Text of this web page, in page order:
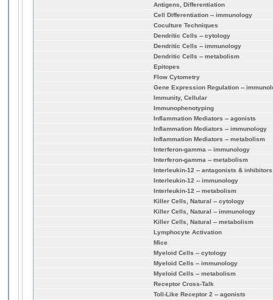
Antigens, Differentiation
Cell Differentiation -- immunology
Coculture Techniques
Dendritic Cells -- cytology
Dendritic Cells -- immunology
Dendritic Cells -- metabolism
Epitopes
Flow Cytometry
Gene Expression Regulation --
Immunity, Cellular
Immunophenotyping
Inflammation Mediators -- agonists
Inflammation Mediators -- immunology
Inflammation Mediators -- metabolism
Interferon-gamma -- immunology
Interferon-gamma -- metabolism
Interleukin-12 -- antagonists & inhibitors
Interleukin-12 -- immunology
Interleukin-12 -- metabolism
Killer Cells, Natural -- cytology
Killer Cells, Natural -- immunology
Killer Cells, Natural -- metabolism
Lymphocyte Activation
Mice
Myeloid Cells -- cytology
Myeloid Cells -- immunology
Myeloid Cells -- metabolism
Receptor Cross-Talk
Toll-Like Receptor 2 -- agonists